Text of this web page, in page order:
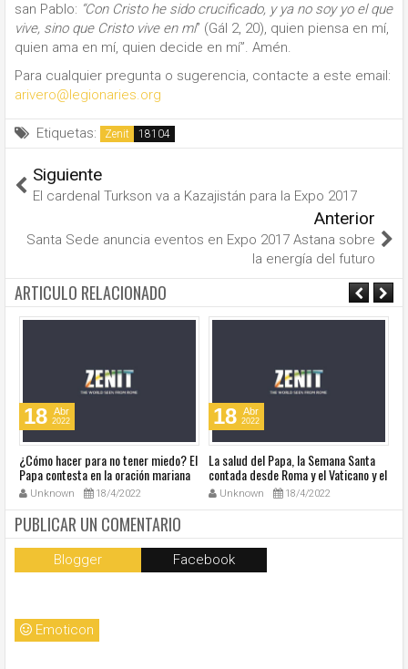
san Pablo: “Con Cristo he sido crucificado, y ya no soy yo el que
vive, sino que Cristo vive en mí” (Gál 2, 20), quien piensa en mí,
quien ama en mí, quien decide en mí”. Amén.
Para cualquier pregunta o sugerencia, contacte a este email:
arivero@legionaries.org
Etiquetas: Zenit
Siguiente
El cardenal Turkson va a Kazajistán para la Expo 2017
Anterior
Santa Sede anuncia eventos en Expo 2017 Astana sobre
la energía del futuro
ARTICULO RELACIONADO
18 Abr
2022
¿Cómo hacer para no tener miedo? El
Papa contesta en la oración mariana
de este lunes en la Plaza de San
Pedro
Unknown 18/4/2022
18 Abr
2022
La salud del Papa, la Semana Santa
contada desde Roma y el Vaticano y el
resumen de noticias en audio
Unknown 18/4/2022
PUBLICAR UN COMENTARIO
Blogger Facebook
Emoticon